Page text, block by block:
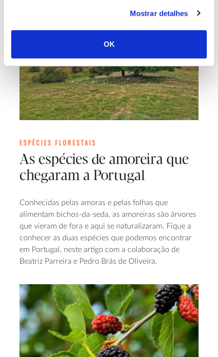
Mostrar detalhes
OK
ESPÉCIES FLORESTAIS
As espécies de amoreira que
chegaram a Portugal
Conhecidas pelas amoras e pelas folhas que
alimentam bichos-da-seda, as amoreiras são árvores
que vieram de fora e aqui se naturalizaram. Fique a
conhecer as duas espécies que podemos encontrar
em Portugal, neste artigo com a colaboração de
Beatriz Parreira e Pedro Brás de Oliveira.